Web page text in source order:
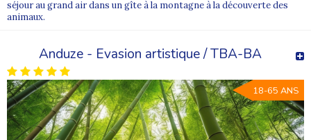
séjour au grand air dans un gîte à la montagne à la découverte des
animaux.
Anduze - Evasion artistique / TBA-BA
18-65 ANS